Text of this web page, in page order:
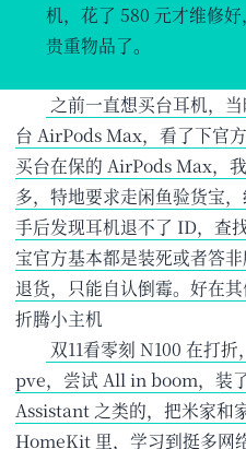
机，花了 580 元才维修
贵重物品了。
之前一直想买台耳机，
台 AirPods Max，看了下官
买台在保的 AirPods Max，
多，特地要求走闲鱼验货宝
手后发现耳机退不了 ID，查
宝官方基本都是装死或者答
退货，只能自认倒霉。好在
折腾小主机
双11看零刻 N100 在打
pve，尝试 All in boom，装
Assistant 之类的，把米家和
HomeKit 里，学习到挺多网